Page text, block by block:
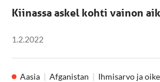
Kiinassa askel kohti vainon
1.2.2022
Aasia Afganistan
Ihmisarvo ja